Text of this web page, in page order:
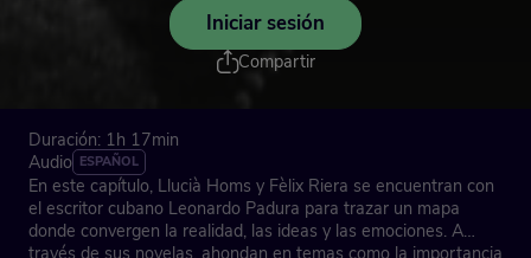
Iniciar sesión
Compartir
Duración: 1h 17min
Audio ESPAÑOL
En este capítulo, Llucià Homs y Fèlix Riera se encuentran con
el escritor cubano Leonardo Padura para trazar un mapa
donde convergen la realidad, las ideas y las emociones. A
través de sus novelas, ahondan en temas como la importancia